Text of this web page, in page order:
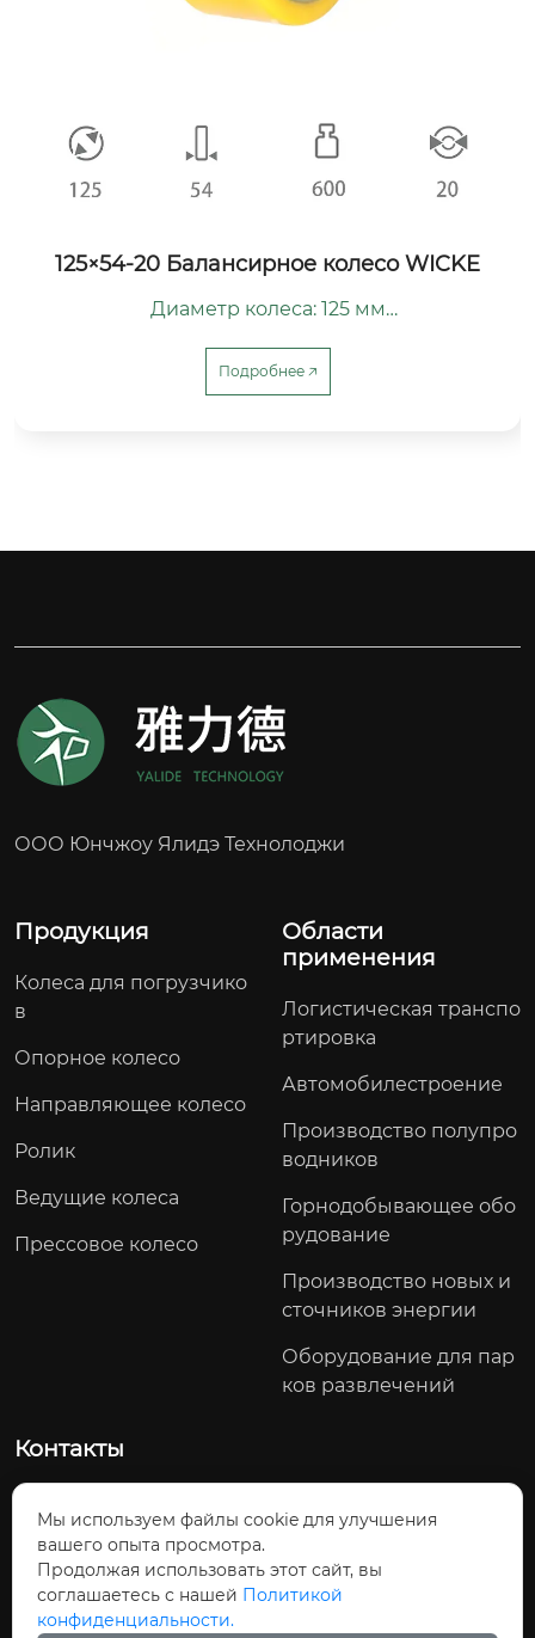
125×54-20 Балансирное колесо WICKE
Диаметр колеса: 125 мм
Диаметр центрального отверстия: 20 мм
Допустимая нагрузка: 600 кг
Подробнее 🡥
ООО Юнчжоу Ялидэ Технолоджи
Продукция
Колеса для погрузчико
в
Опорное колесо
Направляющее колесо
Ролик
Ведущие колеса
Прессовое колесо
Области
применения
Логистическая транспо
ртировка
Автомобилестроение
Производство полупро
водников
Горнодобывающее обо
рудование
Производство новых и
сточников энергии
Оборудование для пар
ков развлечений
Контакты
зянхуа-Яоский автономный уезд, город Юнчжоу, провин
ция Хунань, Китай
Телефон: +86-13790238062
Эл. почта:tomdong@cjcmotor.com
Мы используем файлы cookie для улучшения
вашего опыта просмотра.
Продолжая использовать этот сайт, вы
соглашаетесь с нашей Политикой
конфиденциальности.